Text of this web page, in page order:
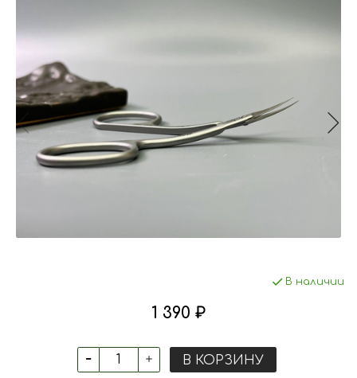
В наличии
1 390 ₽
В КОРЗИНУ